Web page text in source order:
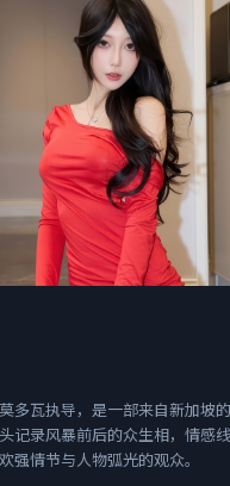
多瓦执导，是一部来自新加坡
记录风暴前后的众生相，情感
强情节与人物弧光的观众。